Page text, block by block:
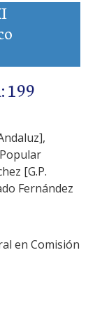
199
[G.P.
Fernández
en Comisión